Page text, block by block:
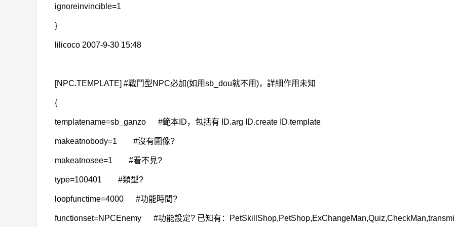
ignoreinvincible=1
}
lilicoco 2007-9-30 15:48
[NPC.TEMPLATE] #戰鬥型NPC必加(如用sb_dou就不用)，詳細作用未知
{
templatename=sb_ganzo #範本ID，包括有 ID.arg ID.create ID.template
makeatnobody=1 #沒有圖像?
makeatnosee=1 #看不見?
type=100401 #類型?
loopfunctime=4000 #功能時間?
functionset=NPCEnemy #功能設定? 已知有：